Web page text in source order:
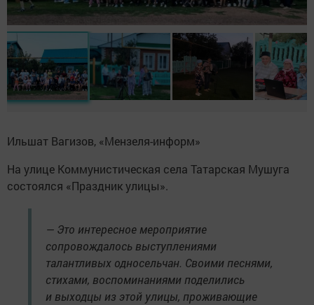
Ильшат Вагизов, «Мензеля-информ»
На улице Коммунистическая села Татарская Мушуга
состоялся «Праздник улицы».
— Это интересное мероприятие
сопровождалось выступлениями
талантливых односельчан. Своими песнями,
стихами, воспоминаниями поделились
и выходцы из этой улицы, проживающие